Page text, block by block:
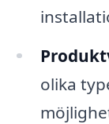
olika